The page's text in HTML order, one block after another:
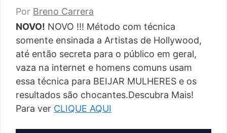
Por Breno Carrera
NOVO! NOVO !!! Método com técnica
somente ensinada a Artistas de Hollywood,
até então secreta para o público em geral,
vaza na internet e homens comuns usam
essa técnica para BEIJAR MULHERES e os
resultados são chocantes.Descubra Mais!
Para ver CLIQUE AQUI